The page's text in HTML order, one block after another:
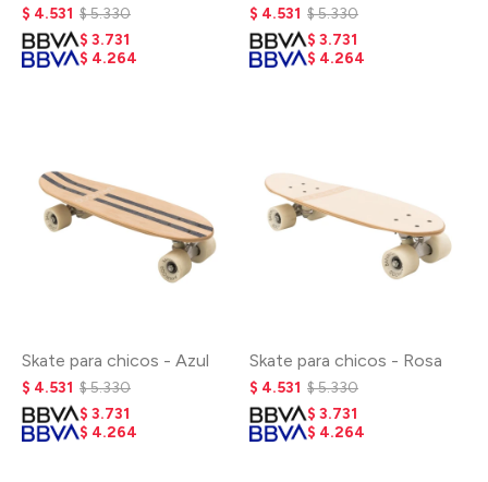
$ 4.531 $5.330
$ 3.731
$ 4.264
$ 4.531 $5.330
$ 3.731
$ 4.264
Skate para chicos - Azul
$ 4.531 $5.330
$ 3.731
$ 4.264
Skate para chicos - Rosa
$ 4.531 $5.330
$ 3.731
$ 4.264